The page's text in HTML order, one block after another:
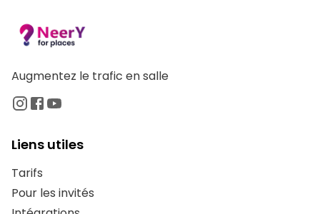
Augmentez le trafic en salle
Liens utiles
Tarifs
Pour les invités